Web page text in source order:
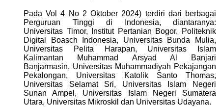
Pada Vol 4 No 2 Oktober 2024) terdiri dari berbagai
Perguruan Tinggi di Indonesia, diantaranya:
Universitas Timor, Institut Pertanian Bogor, Politeknik
Digital Boasch Indonesia, Universitas Bunda Mulia,
Universitas Pelita Harapan, Universitas Islam
Kalimantan Muhammad Arsyad Al Banjari
Banjarmasin, Universitas Muhammadiyah Pekajangan
Pekalongan, Universitas Katolik Santo Thomas,
Universitas Selamat Sri, Universitas Islam Negeri
Sunan Ampel, Universitas Islam Negeri Sumatera
Utara, Universitas Mikroskil dan Universitas Udayana.